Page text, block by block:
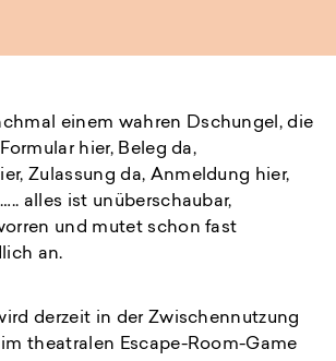
einem wahren Dschungel, die
hier, Beleg da,
Zulassung da, Anmeldung hier,
alles ist unüberschaubar,
und mutet schon fast
an.
derzeit in der Zwischennutzung
theatralen Escape-Room-Game